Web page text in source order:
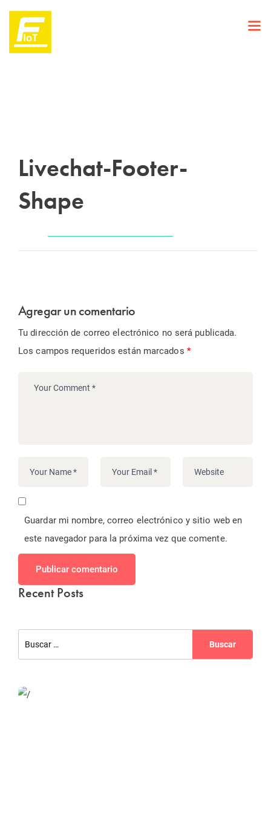
Livechat-Footer-
Shape
Agregar un comentario
Tu dirección de correo electrónico no será publicada.
Los campos requeridos están marcados *
Guardar mi nombre, correo electrónico y sitio web en
este navegador para la próxima vez que comente.
Publicar comentario
Recent Posts